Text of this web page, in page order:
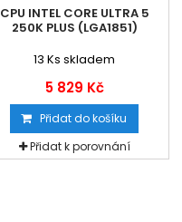
CPU INTEL CORE ULTRA 5
250K PLUS (LGA1851)
13 Ks skladem
5 829 Kč
Přidat do košíku
Přidat k porovnání